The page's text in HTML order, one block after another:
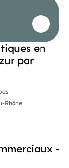
en
par
Rhône
-